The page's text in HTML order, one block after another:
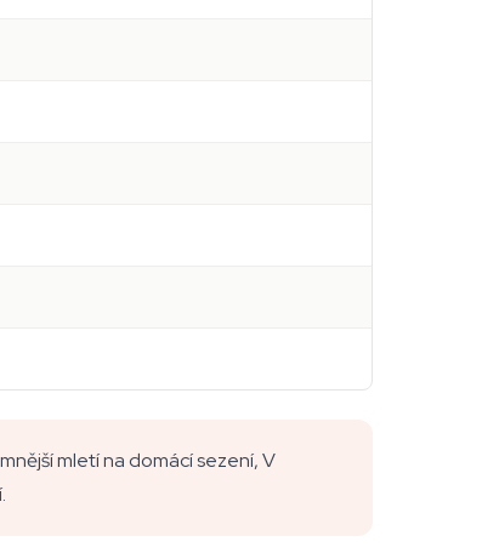
mletí na domácí sezení, V